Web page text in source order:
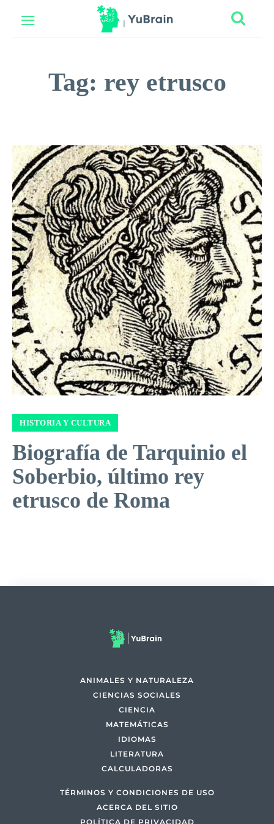
Tag: rey etrusco
HISTORIA Y CULTURA
Biografía de Tarquinio el
Soberbio, último rey
etrusco de Roma
ANIMALES Y NATURALEZA
CIENCIAS SOCIALES
CIENCIA
MATEMÁTICAS
IDIOMAS
LITERATURA
CALCULADORAS
TÉRMINOS Y CONDICIONES DE USO
ACERCA DEL SITIO
POLÍTICA DE PRIVACIDAD